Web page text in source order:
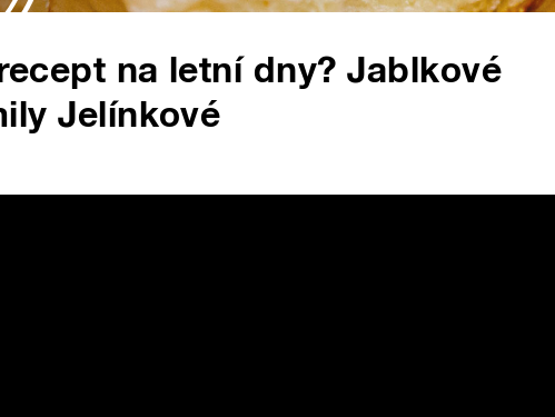
na letní dny? Jablkové
Jelínkové